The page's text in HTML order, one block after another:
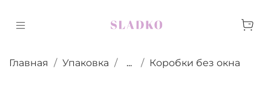
Главная Упаковка ... Коробки без окна